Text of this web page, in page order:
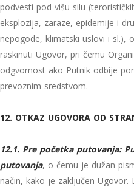
podvesti pod višu silu
eksplozija, zaraze, epidemije i
nepogode, klimatski uslovi i sl.),
raskinuti Ugovor, pri čemu
odgvornost ako Putnik odbije
prevoznim sredstvom.
12. OTKAZ UGOVORA OD
12.1. Pre početka putovanja:
putovanja, o čemu je dužan
način, kako je zaključen